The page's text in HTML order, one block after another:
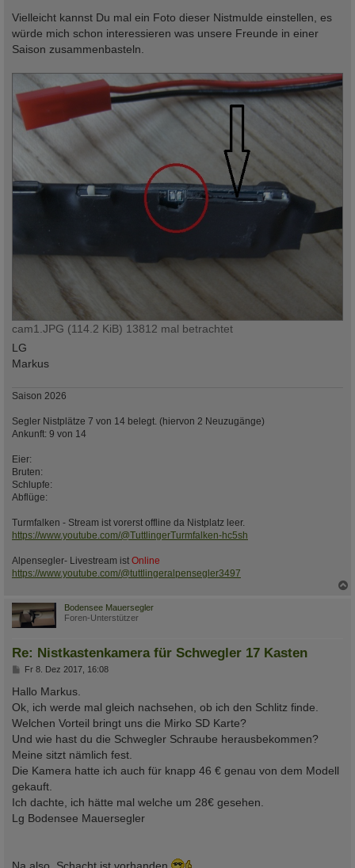
Vielleicht kannst Du mal ein Foto dieser Nistmulde einstellen, es
würde mich schon interessieren was unsere Freunde in einer
Saison zusammenbasteln.
cam1.JPG (114.2 KiB) 13812 mal betrachtet
LG
Markus
Saison 2026
Segler Nistplätze 7 von 14 belegt. (hiervon 2 Neuzugänge)
Ankunft: 9 von 14
Eier:
Bruten:
Schlupfe:
Abflüge:
Turmfalken - Stream ist vorerst offline da Nistplatz leer.
https://www.youtube.com/@TuttlingerTurmfalken-hc5sh
Alpensegler- Livestream ist Online
https://www.youtube.com/@tuttlingeralpensegler3497
Bodensee Mauersegler
Foren-Unterstützer
Re: Nistkastenkamera für Schwegler 17 Kasten
B
i
r
a
g
Fr 8. Dez 2017, 16:08
Hallo Markus.
Ok, ich werde mal gleich nachsehen, ob ich den Schlitz finde.
Welchen Vorteil bringt uns die Mirko SD Karte?
Und wie hast du die Schwegler Schraube herausbekommen?
Meine sitzt nämlich fest.
Die Kamera hatte ich auch für knapp 46 € genau von dem Modell
gekauft.
Ich dachte, ich hätte mal welche um 28€ gesehen.
Lg Bodensee Mauersegler